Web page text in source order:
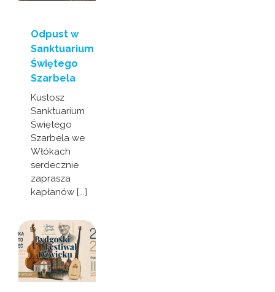
Odpust w
Sanktuarium
Świętego
Szarbela
Kustosz
Sanktuarium
Świętego
Szarbela we
Włókach
serdecznie
zaprasza
kapłanów [...]